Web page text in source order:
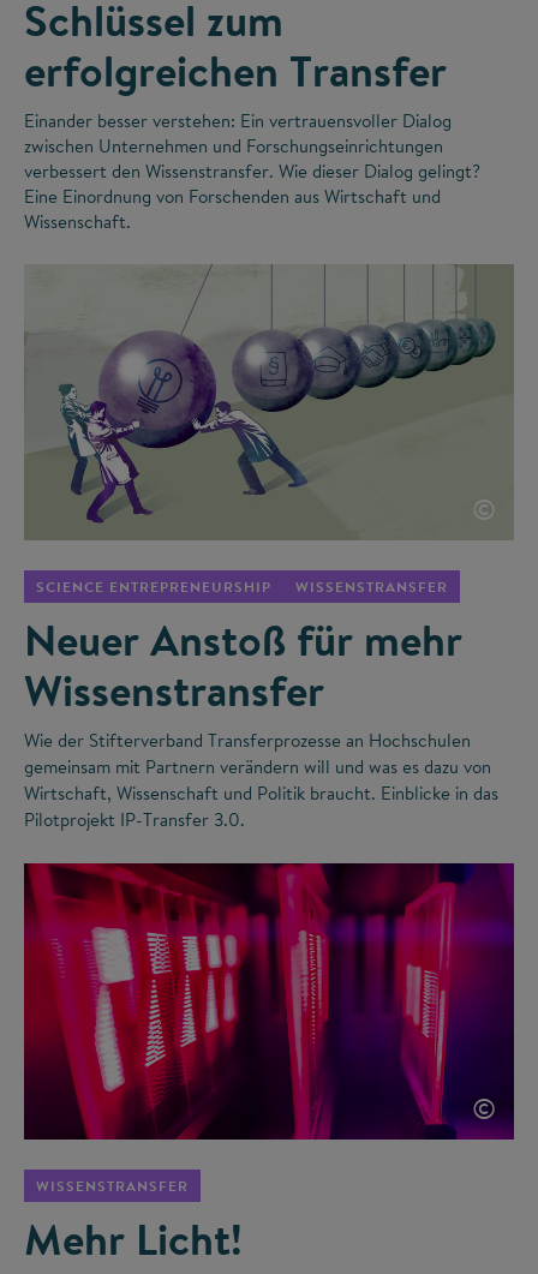
Schlüssel zum
erfolgreichen Transfer
Einander besser verstehen: Ein vertrauensvoller Dialog
zwischen Unternehmen und Forschungseinrichtungen
verbessert den Wissenstransfer. Wie dieser Dialog gelingt?
Eine Einordnung von Forschenden aus Wirtschaft und
Wissenschaft.
©
SCIENCE ENTREPRENEURSHIP WISSENSTRANSFER
Neuer Anstoß für mehr
Wissenstransfer
Wie der Stifterverband Transferprozesse an Hochschulen
gemeinsam mit Partnern verändern will und was es dazu von
Wirtschaft, Wissenschaft und Politik braucht. Einblicke in das
Pilotprojekt IP-Transfer 3.0.
©
WISSENSTRANSFER
Mehr Licht!